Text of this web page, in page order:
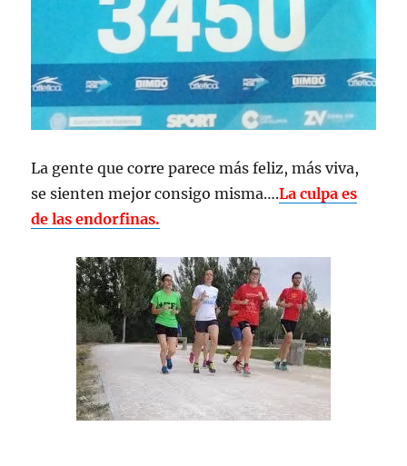
La gente que corre parece más feliz, más viva,
se sienten mejor consigo misma….La culpa es
de las endorfinas.